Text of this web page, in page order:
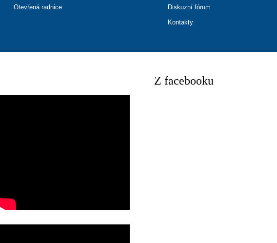
Otevřená radnice Diskuzní fórum
Kontakty
Z facebooku